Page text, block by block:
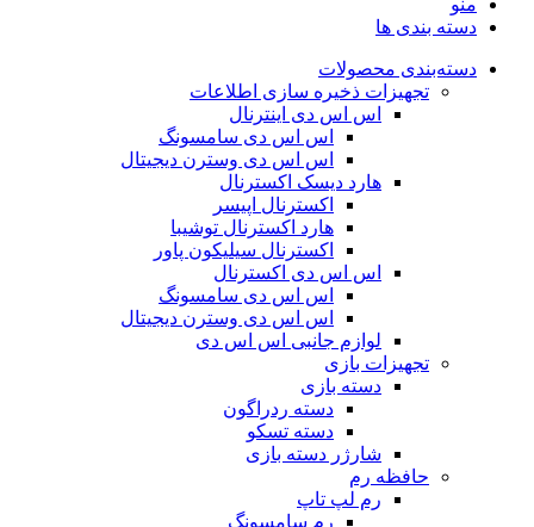
دسته بندی ها
دسته‌بندی محصولات
تجهیزات ذخیره سازی اطلاعات
اس اس دی اینترنال
اس اس دی سامسونگ
اس اس دی وسترن دیجیتال
هارد دیسک اکسترنال
اکسترنال اپیسر
هارد اکسترنال توشیبا
اکسترنال سیلیکون پاور
اس اس دی اکسترنال
اس اس دی سامسونگ
اس اس دی وسترن دیجیتال
لوازم جانبی اس اس دی
تجهیزات بازی
دسته بازی
دسته ردراگون
دسته تسکو
شارژر دسته بازی
حافظه رم
رم لپ تاپ
رم سامسونگ